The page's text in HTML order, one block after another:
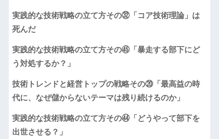
実践的な技術戦略の立て方その㉜「コア技術理論」は
死んだ
実践的な技術戦略の立て方その㊺「暴走する部下にど
う対処するか？」
技術トレンドと経営トップの戦略その⑳「最高益の時
代に、なぜ儲からないテーマは残り続けるのか」
実践的な技術戦略の立て方その㊹「どうやって部下を
出世させる？」